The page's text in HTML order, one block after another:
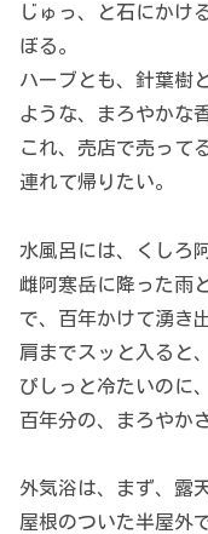
じゅっ、と石にかけ
ぼる。
ハーブとも、針葉樹
ような、まろやかな
これ、売店で売って
連れて帰りたい。
水風呂には、くしろ
雌阿寒岳に降った雨
で、百年かけて湧き
肩までスッと入ると
ぴしっと冷たいのに
百年分の、まろやかさ
外気浴は、まず、露
屋根のついた半屋外